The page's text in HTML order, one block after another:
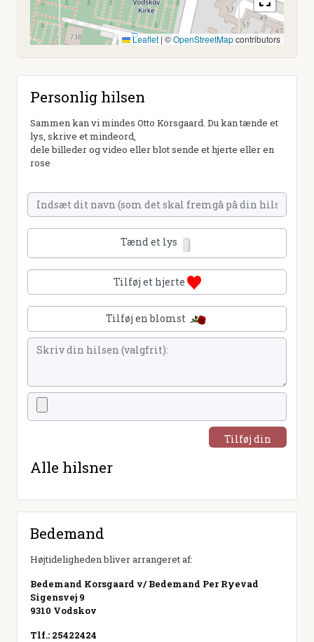
Leaflet | ©OpenStreetMapcontributors
Personlig hilsen
Sammen kan vi mindes Otto Korsgaard. Du kan tænde et
lys, skrive et mindeord,
dele billeder og video eller blot sende et hjerte eller en
rose
Tænd et lys
Tilføj et hjerte
Tilføj en blomst
Tilføj din
Alle hilsner
Bedemand
Højtideligheden bliver arrangeret af:
Bedemand Korsgaard v/ Bedemand Per Ryevad
Sigensvej 9
9310 Vodskov
Tlf.: 25422424